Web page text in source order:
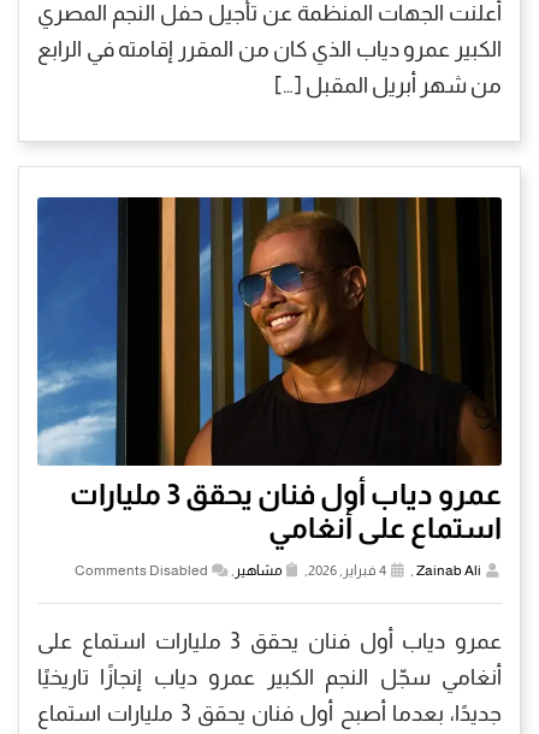
أعلنت الجهات المنظمة عن تأجيل حفل النجم المصري
الكبير عمرو دياب الذي كان من المقرر إقامته في الرابع
من شهر أبريل المقبل […]
عمرو دياب أول فنان يحقق 3 مليارات
استماع على أنغامي
Zainab Ali مشاهير Comments Disabled
عمرو دياب أول فنان يحقق 3 مليارات استماع على
أنغامي سجّل النجم الكبير عمرو دياب إنجازًا تاريخيًا
جديدًا، بعدما أصبح أول فنان يحقق 3 مليارات استماع